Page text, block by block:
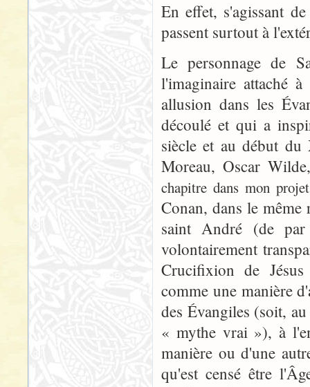
En effet, s'agissant
passent surtout à
Le personnage de
l'imaginaire attaché
allusion dans les
découlé et qui a
siècle et au début du
Moreau, Oscar
chapitre dans mon
Conan, dans le
saint André (de
volontairement
Crucifixion de Jésus
comme une manière
des Évangiles (soit,
« mythe vrai »), à
manière ou d'une
qu'est censé être